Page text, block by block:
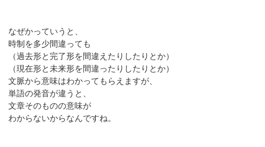
なぜかっていうと、
時制を多少間違っても
（過去形と完了形を間違えたりしたりとか）
（現在形と未来形を間違ったりしたりとか）
文脈から意味はわかってもらえますが、
単語の発音が違うと、
文章そのものの意味が
わからないからなんですね。